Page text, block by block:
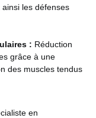
les défenses
: Réduction
grâce à une
des muscles tendus​​
en